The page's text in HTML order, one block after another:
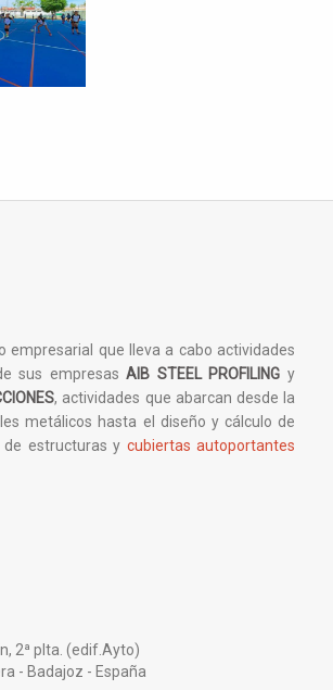
empresarial que lleva a cabo actividades
sus empresasAIB STEEL PROFILING y
, actividades que abarcan desde la
metálicos hasta el diseño y cálculo de
estructuras y cubiertas autoportantes
2ª plta. (edif.Ayto)
- Badajoz - España